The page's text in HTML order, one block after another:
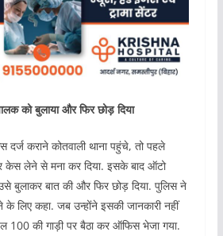
को बुलाया और फिर छोड़ दिया
दर्ज कराने कोतवाली थाना पहुंचे, तो पहले
केस लेने से मना कर दिया. इसके बाद ऑटो
बुलाकर बात की और फिर छोड़ दिया. पुलिस ने
के लिए कहा. जब उन्होंने इसकी जानकारी नहीं
100 की गाड़ी पर बैठा कर ऑफिस भेजा गया.